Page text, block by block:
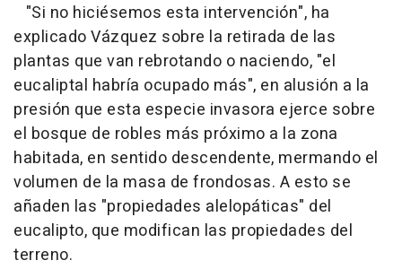
"Si no hiciésemos esta intervención", ha
explicado Vázquez sobre la retirada de las
plantas que van rebrotando o naciendo, "el
eucaliptal habría ocupado más", en alusión a la
presión que esta especie invasora ejerce sobre
el bosque de robles más próximo a la zona
habitada, en sentido descendente, mermando el
volumen de la masa de frondosas. A esto se
añaden las "propiedades alelopáticas" del
eucalipto, que modifican las propiedades del
terreno.